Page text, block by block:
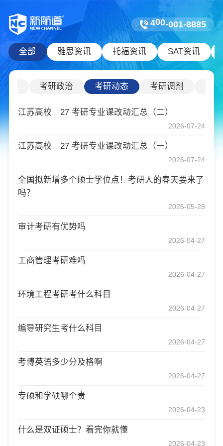
400-001-8885
全部 雅思资讯 托福资讯 SAT资讯
考研政治 考研动态 考研调剂
江苏高校｜27 考研专业课改动汇总（二）
2026-07-24
江苏高校｜27 考研专业课改动汇总（一）
2026-07-24
全国拟新增多个硕士学位点！考研人的春天要来了
吗？
2026-05-28
审计考研有优势吗
2026-04-27
工商管理考研难吗
2026-04-27
环境工程考研考什么科目
2026-04-27
编导研究生考什么科目
2026-04-27
考博英语多少分及格啊
2026-04-27
专硕和学硕哪个贵
2026-04-23
什么是双证硕士？看完你就懂
2026-04-23